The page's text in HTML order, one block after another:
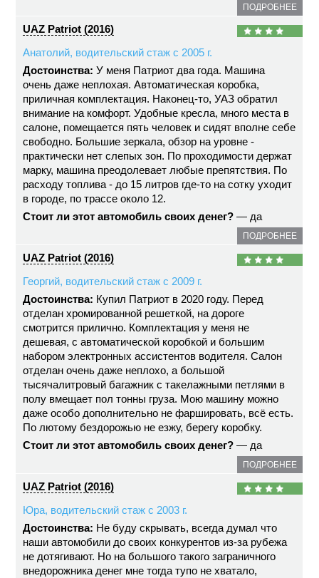
ПОДРОБНЕЕ
UAZ Patriot (2016)
Анатолий, водительский стаж с 2005 г.
Достоинства: У меня Патриот два года. Машина
очень даже неплохая. Автоматическая коробка,
приличная комплектация. Наконец-то, УАЗ обратил
внимание на комфорт. Удобные кресла, много места в
салоне, помещается пять человек и сидят вполне себе
свободно. Большие зеркала, обзор на уровне -
практически нет слепых зон. По проходимости держат
марку, машина преодолевает любые препятствия. По
расходу топлива - до 15 литров где-то на сотку уходит
в городе, по трассе около 12.
Стоит ли этот автомобиль своих денег? — да
ПОДРОБНЕЕ
UAZ Patriot (2016)
Георгий, водительский стаж с 2009 г.
Достоинства: Купил Патриот в 2020 году. Перед
отделан хромированной решеткой, на дороге
смотрится прилично. Комплектация у меня не
дешевая, с автоматической коробкой и большим
набором электронных ассистентов водителя. Салон
отделан очень даже неплохо, а большой
тысячалитровый багажник с такелажными петлями в
полу вмещает пол тонны груза. Мою машину можно
даже особо дополнительно не фаршировать, всё есть.
По лютому бездорожью не езжу, берегу коробку.
Стоит ли этот автомобиль своих денег? — да
ПОДРОБНЕЕ
UAZ Patriot (2016)
Юра, водительский стаж с 2003 г.
Достоинства: Не буду скрывать, всегда думал что
наши автомобили до своих конкурентов из-за рубежа
не дотягивают. Но на большого такого заграничного
внедорожника денег мне тогда тупо не хватало,